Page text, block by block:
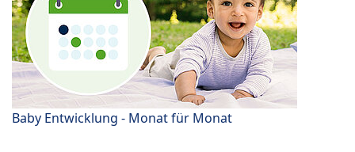
Baby Entwicklung - Monat für Monat